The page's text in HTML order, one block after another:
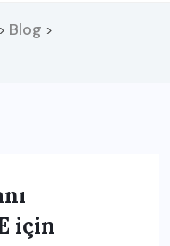
> Blog >
için